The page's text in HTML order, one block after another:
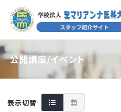
公開講座/イベント
表示切替